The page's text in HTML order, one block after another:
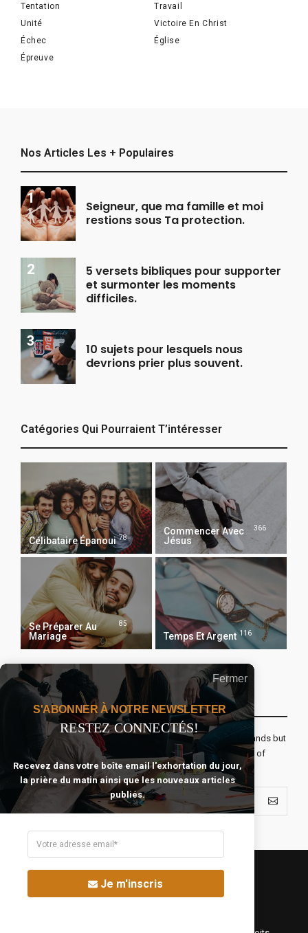
Tentation
Travail
Unité
Victoire En Christ
Échec
Église
Épreuve
Nos Articles Les + Populaires
Seigneur, que ma famille et moi
restions sous Ta protection.
5 versets bibliques pour supporter
et surmonter les moments
difficiles.
10 sujets pour lesquels nous
devrions prier plus souvent.
Catégories Qui Pourraient T’intéresser
Célibataire Épanoui 78
Commencer Avec
Jésus
366
Se Préparer Au
Mariage
85
Temps Et Argent 116
Recevoir Notre Newsletter Chaque Matin
The real voyage of discovery consists not in seeking new lands but
seeing with new eyes. All journeys have secret destinations of
which the traveler is unaware.
Fermer
S'ABONNER À NOTRE NEWSLETTER
RESTEZ CONNECTÉS!
Recevez dans votre boîte email l'exhortation du jour,
la prière du matin ainsi que les nouveaux articles
publiés.
Je m'inscris